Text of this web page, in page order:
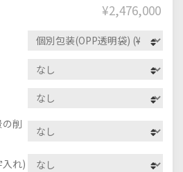
¥2,476,000
削
れ)